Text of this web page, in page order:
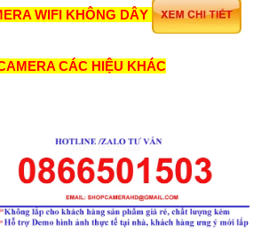
WIFI KHÔNG DÂY
CÁC HIỆU KHÁC